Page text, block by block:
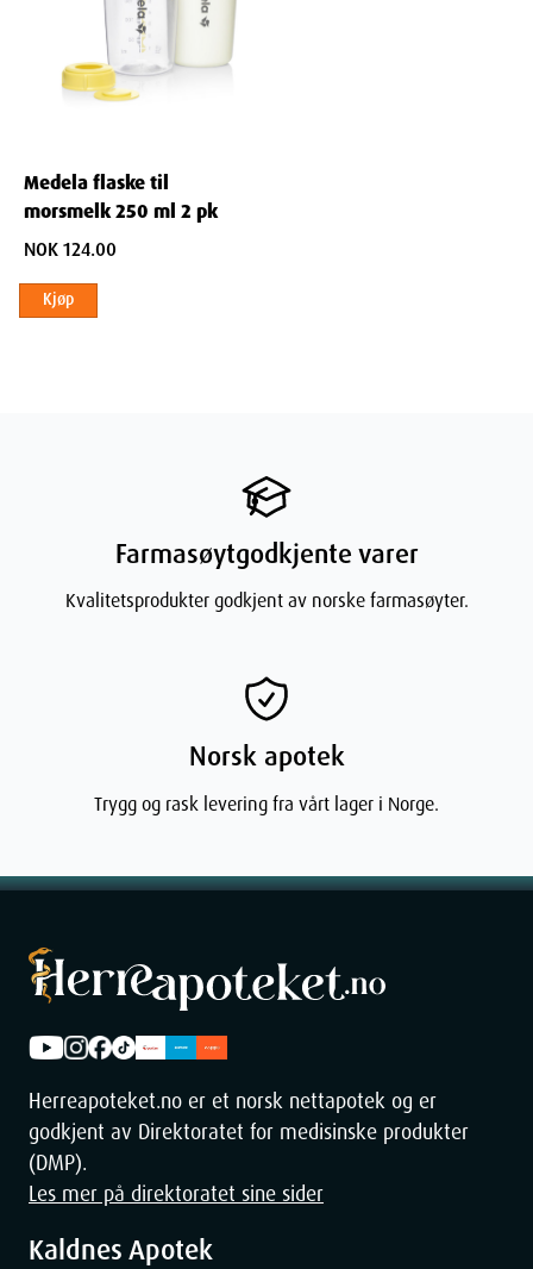
Medela flaske til
morsmelk 250 ml 2 pk
NOK 124.00
Kjøp
Farmasøytgodkjente varer
Kvalitetsprodukter godkjent av norske farmasøyter.
Norsk apotek
Trygg og rask levering fra vårt lager i Norge.
Herreapoteket.no er et norsk nettapotek og er
godkjent av Direktoratet for medisinske produkter
(DMP).
Les mer på direktoratet sine sider
Kaldnes Apotek